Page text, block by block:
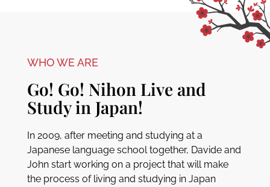
WHO WE ARE
Go! Go! Nihon Live and
Study in Japan!
In 2009, after meeting and studying at a
Japanese language school together, Davide and
John start working on a project that will make
the process of living and studying in Japan